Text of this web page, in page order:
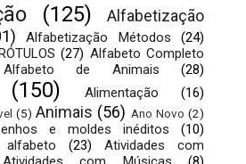
(125)
Alfabetização
Alfabetização Métodos
(24)
(27) Alfabeto Completo
Alfabeto de Animais (28)
(150) Alimentação (16)
(5) Animais (56) Ano Novo (2)
e moldes inéditos
(10)
(23)
Atividades com